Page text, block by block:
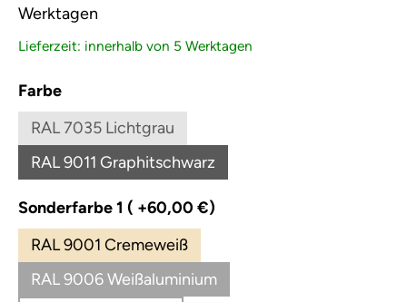
Werktagen
Lieferzeit: innerhalb von 5 Werktagen
Farbeauswählen
RAL 7035 Lichtgrau
(Diese Option ist zurzeit nicht verfügbar.)
RAL 9011 Graphitschwarz
(Diese Option ist zurzeit nicht verfügbar.)
Sonderfarbe 1 ( +60,00 €)
RAL 9001 Cremeweiß
RAL 9006 Weißaluminium